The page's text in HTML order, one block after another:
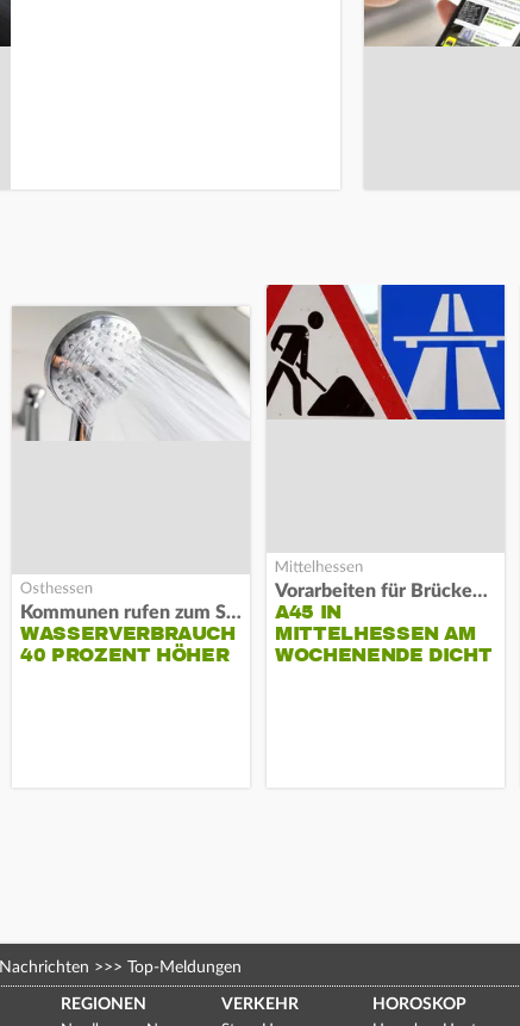
Kommunen rufen zum Sparen auf
WASSERVERBRAUCH
40 PROZENT HÖHER
Vorarbeiten für Brücken-Neubau
A45 IN
MITTELHESSEN AM
WOCHENENDE DICHT
Nachrichten >>> Top-Meldungen
REGIONEN VERKEHR HOROSKOP